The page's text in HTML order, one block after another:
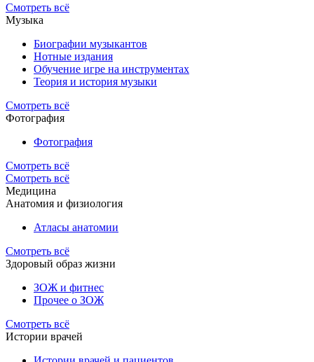
Смотреть всё
Музыка
Биографии музыкантов
Нотные издания
Обучение игре на инструментах
Теория и история музыки
Смотреть всё
Фотография
Фотография
Смотреть всё
Смотреть всё
Медицина
Анатомия и физиология
Атласы анатомии
Смотреть всё
Здоровый образ жизни
ЗОЖ и фитнес
Прочее о ЗОЖ
Смотреть всё
Истории врачей